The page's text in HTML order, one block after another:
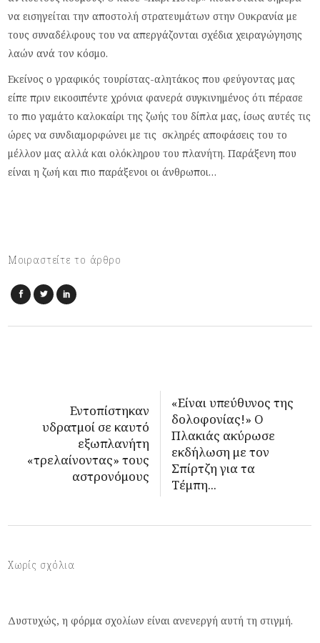
να εισηγείται την αποστολή στρατευμάτων στην Ουκρανία με
τους συναδέλφους του να απεργάζονται σχέδια χειραγώγησης
λαών ανά τον κόσμο.
Εκείνος ο γραφικός τουρίστας-αλητάκος που φεύγοντας μας
είπε πριν εικοσιπέντε χρόνια φανερά συγκινημένος ότι πέρασε
το πιο γαμάτο καλοκαίρι της ζωής του δίπλα μας, ίσως αυτές τις
ώρες να συνδιαμορφώνει με τις σκληρές αποφάσεις του το
μέλλον μας αλλά και ολόκληρου του πλανήτη. Παράξενη που
είναι η ζωή και πιο παράξενοι οι άνθρωποι…
Μοιραστείτε το άρθρο
Εντοπίστηκαν
υδρατμοί σε καυτό
εξωπλανήτη
«τρελαίνοντας» τους
αστρονόμους
«Είναι υπεύθυνος της
δολοφονίας!» Ο
Πλακιάς ακύρωσε
εκδήλωση με τον
Σπίρτζη για τα
Τέμπη...
Χωρίς σχόλια
Δυστυχώς, η φόρμα σχολίων είναι ανενεργή αυτή τη στιγμή.